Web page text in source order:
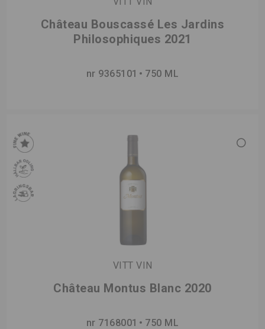
Château Bouscassé Les Jardins
Philosophiques 2021
nr 9365101 750 ML
VITT VIN
Château Montus Blanc 2020
nr 7168001 750 ML